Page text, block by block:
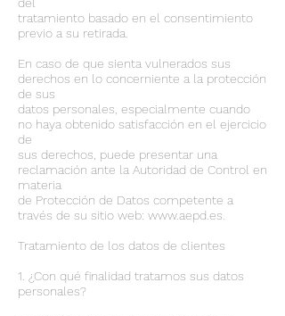
tratamiento basado en el consentimiento
previo a su retirada.
En caso de que sienta vulnerados sus
derechos en lo concerniente a la protección
de sus
datos personales, especialmente cuando
no haya obtenido satisfacción en el ejercicio
de
sus derechos, puede presentar una
reclamación ante la Autoridad de Control en
materia
de Protección de Datos competente a
través de su sitio web: www.aepd.es.
Tratamiento de los datos de clientes
1. ¿Con qué finalidad tratamos sus datos
personales?